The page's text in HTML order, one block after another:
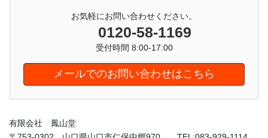
お気軽にお問い合わせください。
0120-58-1169
受付時間 8:00-17:00
メールでのお問い合わせはこちら
有限会社 鳳山堂